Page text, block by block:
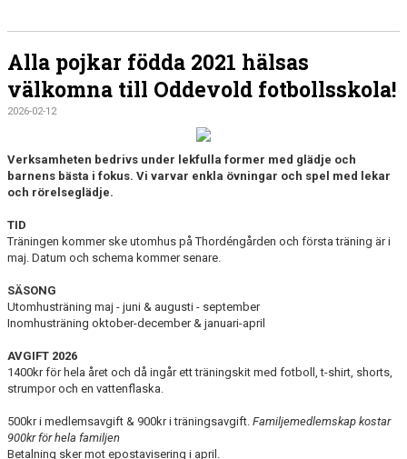
Alla pojkar födda 2021 hälsas
välkomna till Oddevold fotbollsskola!
2026-02-12
Verksamheten bedrivs under lekfulla former med glädje och
barnens bästa i fokus. Vi varvar enkla övningar och spel med lekar
och rörelseglädje.
TID
Träningen kommer ske utomhus på Thordéngården och första träning är i
maj. Datum och schema kommer senare.
SÄSONG
Utomhusträning maj - juni & augusti - september
Inomhusträning oktober-december & januari-april
AVGIFT 2026
1400kr för hela året och då ingår ett träningskit med fotboll, t-shirt, shorts,
strumpor och en vattenflaska.
500kr i medlemsavgift & 900kr i träningsavgift. Familjemedlemskap kostar
900kr för hela familjen
Betalning sker mot epostavisering i april.